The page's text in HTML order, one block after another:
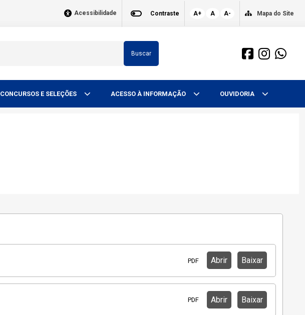
Acessibilidade Contraste A+ A A- Mapa do Site
Buscar
CONCURSOS E SELEÇÕES ACESSO À INFORMAÇÃO OUVIDORIA
PDF Abrir Baixar
PDF Abrir Baixar